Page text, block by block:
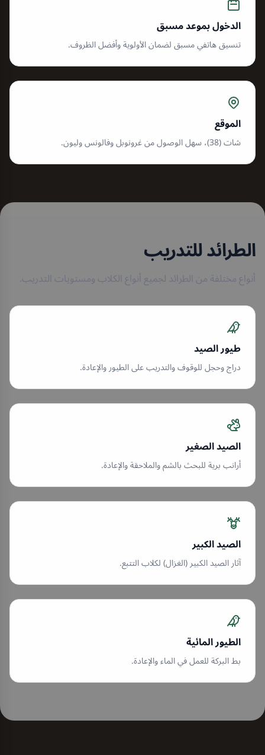
الدخول بموعد مسبق
تنسيق هاتفي مسبق لضمان الأولوية وأفضل الظروف.
الموقع
شات (38)، سهل الوصول من غرونوبل وفالونس وليون.
الطرائد للتدريب
أنواع مختلفة من الطرائد لجميع أنواع الكلاب ومستويات التدريب.
طيور الصيد
دراج وحجل للوقوف والتدريب على الطيور والإعادة.
الصيد الصغير
أرانب برية للبحث بالشم والملاحقة والإعادة.
الصيد الكبير
آثار الصيد الكبير (الغزال) لكلاب التتبع.
الطيور المائية
بط البركة للعمل في الماء والإعادة.